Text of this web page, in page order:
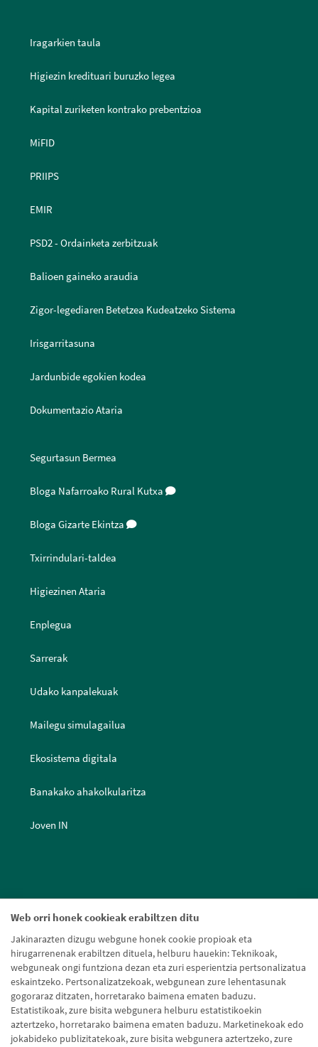
Web orri honek cookieak erabiltzen ditu
Jakinarazten dizugu webgune honek cookie propioak eta
hirugarrenenak erabiltzen dituela, helburu hauekin: Teknikoak,
webguneak ongi funtziona dezan eta zuri esperientzia pertsonalizatua
eskaintzeko. Pertsonalizatzekoak, webgunean zure lehentasunak
gogoraraz ditzaten, horretarako baimena ematen baduzu.
Estatistikoak, zure bisita webgunera helburu estatistikoekin
aztertzeko, horretarako baimena ematen baduzu. Marketinekoak edo
jokabideko publizitatekoak, zure bisita webgunera aztertzeko, zure
Iragarkien taula
Higiezin kredituari buruzko legea
Kapital zuriketen kontrako prebentzioa
MiFID
PRIIPS
EMIR
PSD2 - Ordainketa zerbitzuak
Balioen gaineko araudia
Zigor-legediaren Betetzea Kudeatzeko Sistema
Irisgarritasuna
Jardunbide egokien kodea
Dokumentazio Ataria
Segurtasun Bermea
Bloga Nafarroako Rural Kutxa
Bloga Gizarte Ekintza
Txirrindulari-taldea
Higiezinen Ataria
Enplegua
Sarrerak
Udako kanpalekuak
Mailegu simulagailua
Ekosistema digitala
Banakako ahakolkularitza
Joven IN